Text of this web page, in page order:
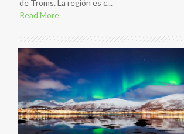
de Troms. La región es c...
Read More